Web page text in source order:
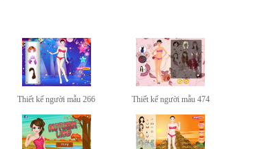
Thiết kế người mẫu 266 Thiết kế người mẫu 474